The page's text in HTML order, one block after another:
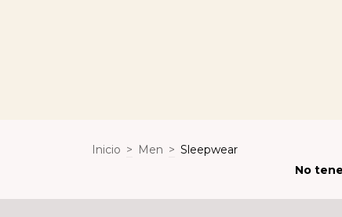
Inicio > Men > Sleepwear
No